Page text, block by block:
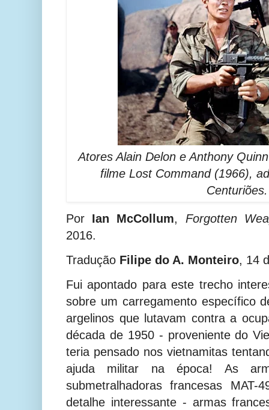
Atores Alain Delon e Anthony
filme Lost Command (1966),
Centuriões.
Por Ian McCollum, Forgotten
2016.
Tradução Filipe do A. Monteiro, 14
Fui apontado para este trecho
sobre um carregamento específico
argelinos que lutavam contra a
década de 1950 - proveniente do
teria pensado nos vietnamitas
ajuda militar na época! As
submetralhadoras francesas
detalhe interessante - armas